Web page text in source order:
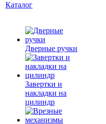
Каталог
Дверные ручки
Завертки и
накладки на
цилиндр